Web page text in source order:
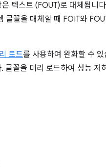
텍스트 (FOUT)로 대체됩니
꼴을 대체할 때 FOIT와
로드를 사용하여 완화할 수
꼴을 미리 로드하여 성능 저